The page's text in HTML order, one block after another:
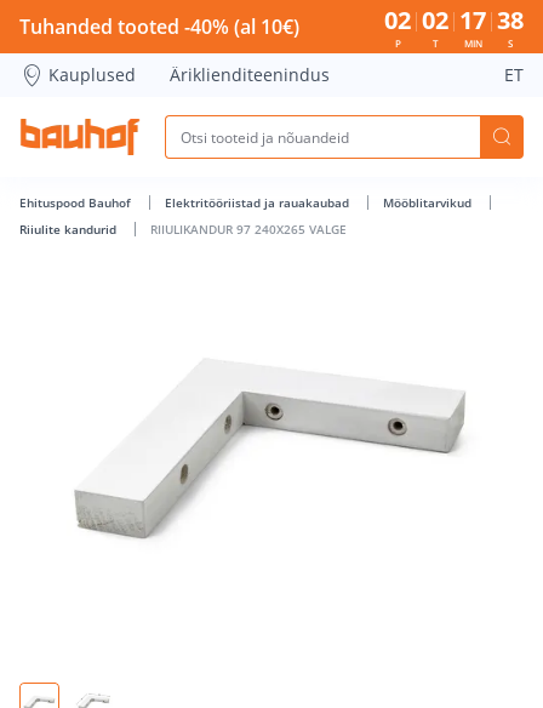
RIIULIKANDUR 97 240X265 VALGE - Bauhof has loaded
Tuhanded tooted -40% (al 10€) 02
P
02
T
17
MIN
37
S
Kauplused Äriklienditeenindus ET
Ehituspood Bauhof Elektritööriistad ja rauakaubad
Mööblitarvikud
Riiulite kandurid
RIIULIKANDUR 97 240X265 VALGE